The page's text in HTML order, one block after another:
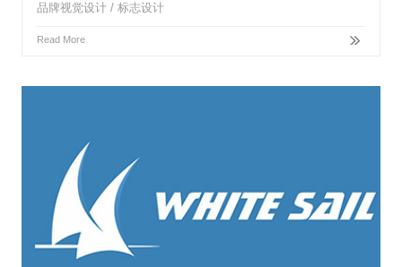
品牌视觉设计 / 标志设计
Read More